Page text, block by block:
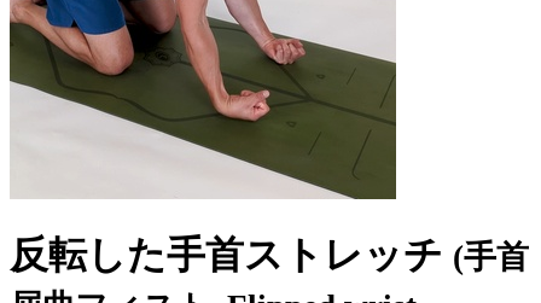
反転した手首ストレッチ (手首